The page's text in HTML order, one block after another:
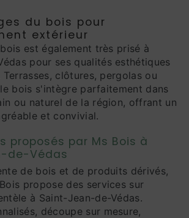
du bois pour
extérieur
est également très prisé à
pour ses qualités esthétiques
clôtures, pergolas ou
bois s'intègre parfaitement dans
ou naturel de la région, offrant un
et convivial.
proposés par Ms Bois à
de-Védas
de bois et de produits dérivés,
propose des services sur
à Saint-Jean-de-Védas.
découpe sur mesure,